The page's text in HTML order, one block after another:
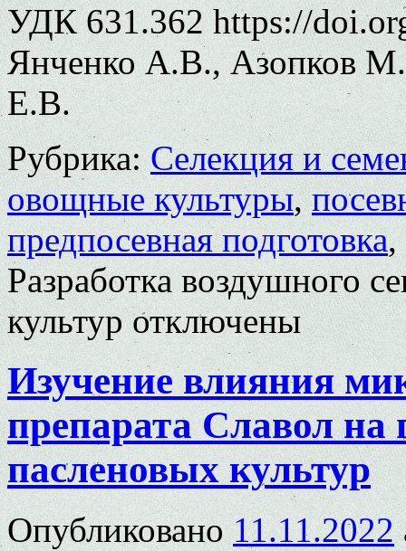
УДК 631.362 https://
Янченко А.В., Азопков
Е.В.
Рубрика: Селекция и
овощные культуры,
предпосевная подготовка,
Разработка воздушного
культуротключены
Изучение влияния
препарата Славол на
пасленовых культур
Опубликовано 11.11.2022